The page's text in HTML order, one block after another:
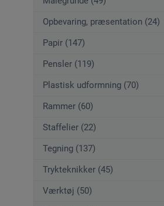
Opbevaring, præsentation (24)
Papir (147)
Pensler (119)
Plastisk udformning (70)
Rammer (60)
Staffelier (22)
Tegning (137)
Trykteknikker (45)
Værktøj (50)